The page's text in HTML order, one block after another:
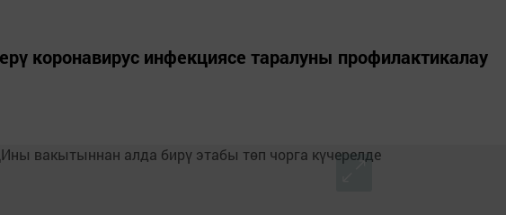
коронавирус инфекциясе таралуны профилактикалау